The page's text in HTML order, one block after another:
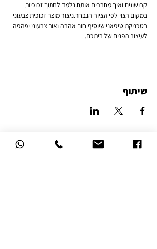
קבושונים ואיך מחברים אותם.נלמד לחתוך זכוכיות
במקום רצוי לפי הציור הנבחר.ניצור מוצר זכוכית צבעוני
בטכניקת טיפאני שיוסיף חום אהבה ואור צבעוני יפהפה
לעיצוב הפנים של ביתכם.
שיתוף